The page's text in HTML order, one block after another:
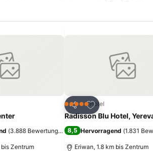
zu Hause.
hinzufügen
(3.888 Bewertungen)
Zentrum
Teilen
Zu Favoriten
5 Sterne Hotel
Radisson Blu Hotel,
8,5 Hervorragend (1.831
Eriwan, 1.8 km bis Zentrum